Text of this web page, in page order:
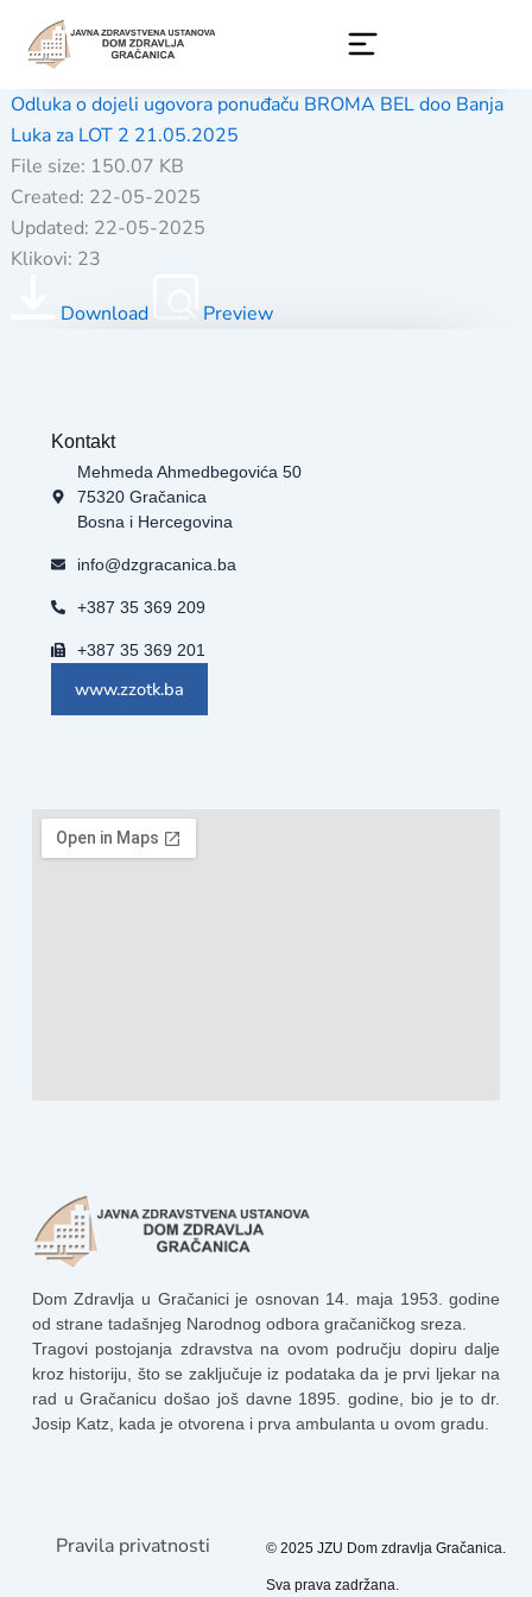
content
Odluka o dojeli ugovora ponuđaču BROMA BEL doo Banja
Luka za LOT 2 21.05.2025
File size: 150.07 KB
Created: 22-05-2025
Updated: 22-05-2025
Klikovi: 23
Download Preview
Dom Zdravlja u Gračanici je osnovan 14. maja 1953. godine
od strane tadašnjeg Narodnog odbora gračaničkog sreza.
Tragovi postojanja zdravstva na ovom području dopiru dalje
kroz historiju, što se zaključuje iz podataka da je prvi ljekar na
rad u Gračanicu došao još davne 1895. godine, bio je to dr.
Josip Katz, kada je otvorena i prva ambulanta u ovom gradu.
Kontakt
Mehmeda Ahmedbegovića 50
75320 Gračanica
Bosna i Hercegovina
info@dzgracanica.ba
+387 35 369 209
+387 35 369 201
www.zzotk.ba
Pravila privatnosti © 2025 JZU Dom zdravlja Gračanica.
Sva prava zadržana.